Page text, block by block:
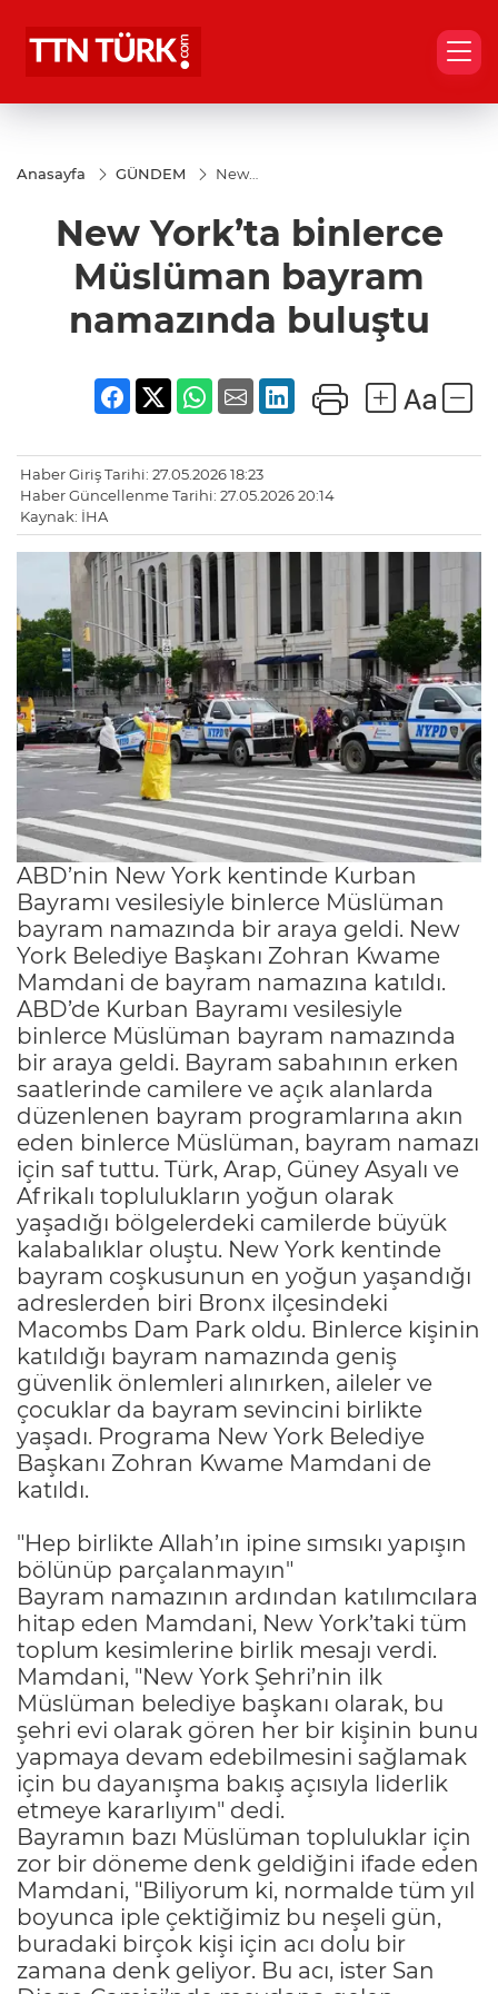
Anasayfa GÜNDEM
New
Müslüman
bayram
namazında
buluştu
New York’ta binlerce
Müslüman bayram
namazında buluştu
Haber Giriş Tarihi: 27.05.2026 18:23
Haber Güncellenme Tarihi: 27.05.2026 20:14
Kaynak: İHA
ABD’nin New York kentinde Kurban
Bayramı vesilesiyle binlerce Müslüman
bayram namazında bir araya geldi. New
York Belediye Başkanı Zohran Kwame
Mamdani de bayram namazına katıldı.
ABD’de Kurban Bayramı vesilesiyle
binlerce Müslüman bayram namazında
bir araya geldi. Bayram sabahının erken
saatlerinde camilere ve açık alanlarda
düzenlenen bayram programlarına akın
eden binlerce Müslüman, bayram namazı
için saf tuttu. Türk, Arap, Güney Asyalı ve
Afrikalı toplulukların yoğun olarak
yaşadığı bölgelerdeki camilerde büyük
kalabalıklar oluştu. New York kentinde
bayram coşkusunun en yoğun yaşandığı
adreslerden biri Bronx ilçesindeki
Macombs Dam Park oldu. Binlerce kişinin
katıldığı bayram namazında geniş
güvenlik önlemleri alınırken, aileler ve
çocuklar da bayram sevincini birlikte
yaşadı. Programa New York Belediye
Başkanı Zohran Kwame Mamdani de
katıldı.
"Hep birlikte Allah’ın ipine sımsıkı yapışın
bölünüp parçalanmayın"
Bayram namazının ardından katılımcılara
hitap eden Mamdani, New York’taki tüm
toplum kesimlerine birlik mesajı verdi.
Mamdani, "New York Şehri’nin ilk
Müslüman belediye başkanı olarak, bu
şehri evi olarak gören her bir kişinin bunu
yapmaya devam edebilmesini sağlamak
için bu dayanışma bakış açısıyla liderlik
etmeye kararlıyım" dedi.
Bayramın bazı Müslüman topluluklar için
zor bir döneme denk geldiğini ifade eden
Mamdani, "Biliyorum ki, normalde tüm yıl
boyunca iple çektiğimiz bu neşeli gün,
buradaki birçok kişi için acı dolu bir
zamana denk geliyor. Bu acı, ister San